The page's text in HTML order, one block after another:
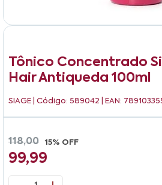
Tônico Concentrado
Hair Antiqueda 100ml
SIAGE | Código: 589042 | EAN:
118,00 15% OFF
99,99